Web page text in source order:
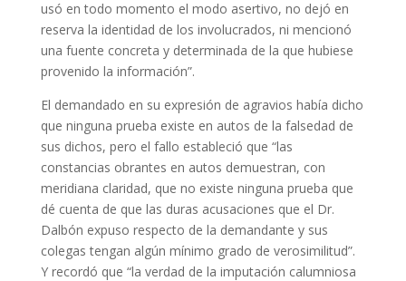
usó en todo momento el modo asertivo, no dejó en
reserva la identidad de los involucrados, ni mencionó
una fuente concreta y determinada de la que hubiese
provenido la información”.
El demandado en su expresión de agravios había dicho
que ninguna prueba existe en autos de la falsedad de
sus dichos, pero el fallo estableció que “las
constancias obrantes en autos demuestran, con
meridiana claridad, que no existe ninguna prueba que
dé cuenta de que las duras acusaciones que el Dr.
Dalbón expuso respecto de la demandante y sus
colegas tengan algún mínimo grado de verosimilitud”.
Y recordó que “la verdad de la imputación calumniosa